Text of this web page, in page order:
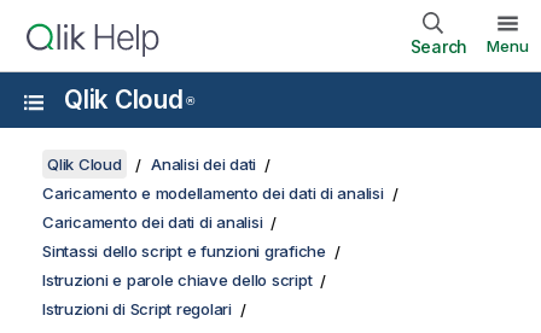
Search Menu
Qlik Cloud ®
Qlik Cloud
Analisi dei dati
Caricamento e modellamento dei dati di analisi
Caricamento dei dati di analisi
Sintassi dello script e funzioni grafiche
Istruzioni e parole chiave dello script
Istruzioni di Script regolari